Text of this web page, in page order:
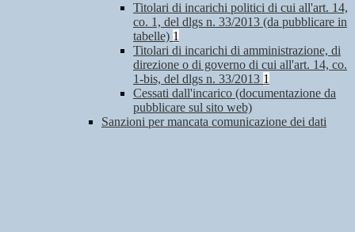
Titolari di incarichi politici di cui all'art. 14,
co. 1, del dlgs n. 33/2013 (da pubblicare in
tabelle) 1
Titolari di incarichi di amministrazione, di
direzione o di governo di cui all'art. 14, co.
1-bis, del dlgs n. 33/2013 1
Cessati dall'incarico (documentazione da
pubblicare sul sito web)
Sanzioni per mancata comunicazione dei dati